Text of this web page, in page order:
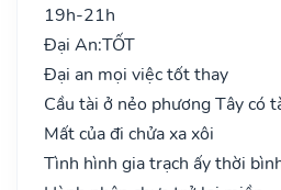
19h-21h
Đại An:TỐT
Đại an mọi việc tốt thay
Cầu tài ở nẻo phương Tây có
Mất của đi chửa xa xôi
Tình hình gia trạch ấy thời